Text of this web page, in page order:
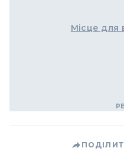
Місце для